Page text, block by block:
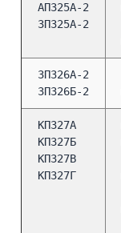
АП325А-2
3П325А-2
3П326А-2
3П326Б-2
КП327А
КП327Б
КП327В
КП327Г